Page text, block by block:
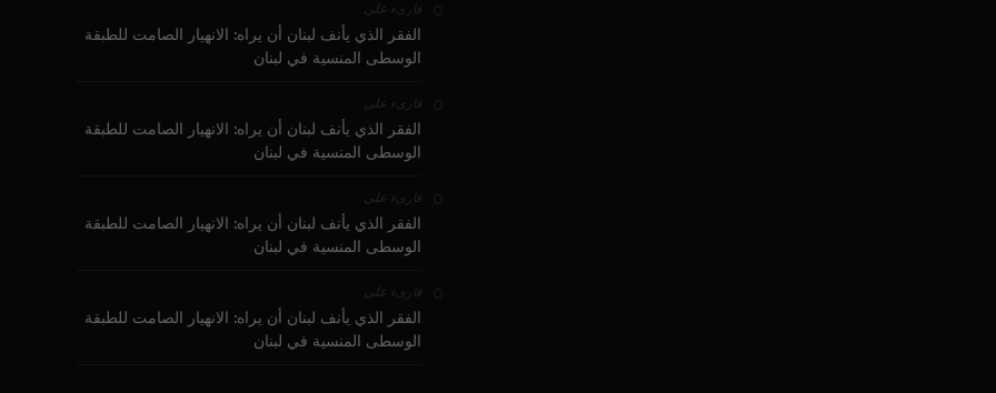
قارىء على
الفقر الذي يأنف لبنان أن يراه: الانهيار الصامت للطبقة
الوسطى المنسية في لبنان
قارىء على
الفقر الذي يأنف لبنان أن يراه: الانهيار الصامت للطبقة
الوسطى المنسية في لبنان
قارىء على
الفقر الذي يأنف لبنان أن يراه: الانهيار الصامت للطبقة
الوسطى المنسية في لبنان
قارىء على
الفقر الذي يأنف لبنان أن يراه: الانهيار الصامت للطبقة
الوسطى المنسية في لبنان